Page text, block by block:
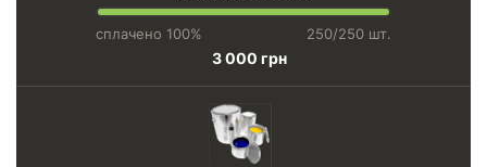
сплачено 100% 250/250 шт.
3 000 грн